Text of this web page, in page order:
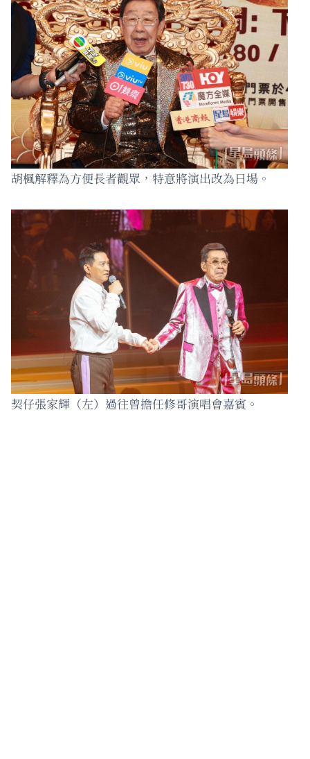
胡楓解釋為方便長者觀眾，特意將演出改為日場。
契仔張家輝（左）過往曾擔任修哥演唱會嘉賓。